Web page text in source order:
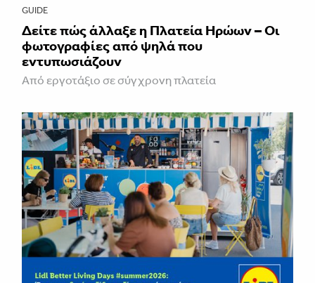
GUIDE
Δείτε πώς άλλαξε η Πλατεία Ηρώων – Οι
φωτογραφίες από ψηλά που
εντυπωσιάζουν
Από εργοτάξιο σε σύγχρονη πλατεία